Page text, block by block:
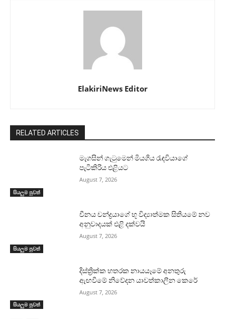
ElakiriNews Editor
RELATED ARTICLES
සියලුම පුවත්
මැගසින් ගැටුමෙන් මියගිය රැඳවියාගේ
පැටිකිරිය එළියට
August 7, 2026
සියලුම පුවත්
චීනය චන්ද්‍රයාගේ භූ විද්‍යාත්මක සිතියමේ නව
අනුවාදයක් එළි දක්වයි
August 7, 2026
සියලුම පුවත්
දිස්ත්‍රික්ක හතරක නායයෑමේ අනතුරු
ඇඟවීමේ නිවේදන යාවත්කාලීන කෙරේ
August 7, 2026